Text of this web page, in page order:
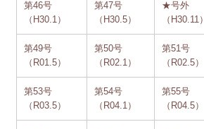
第46号
（H30.1）
第47号
（H30.5）
★号外
（H30.11）
第49号
（R01.5）
第50号
（R02.1）
第51号
（R02.5）
第53号
（R03.5）
第54号
（R04.1）
第55号
（R04.5）